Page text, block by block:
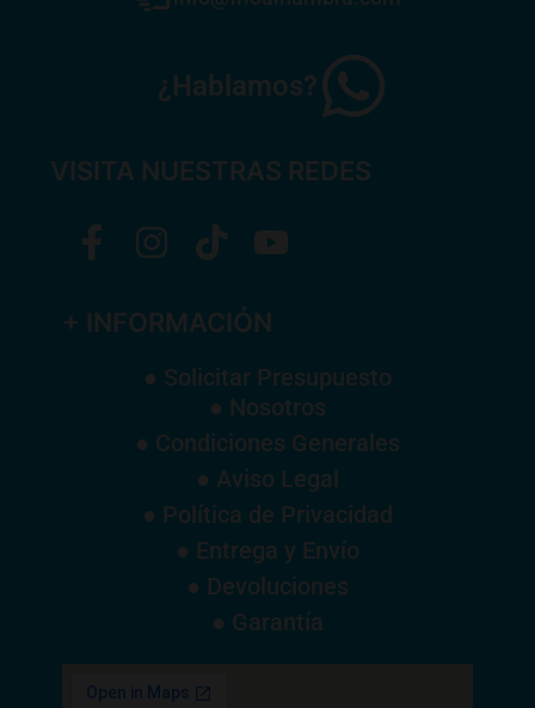
¿Hablamos?
VISITA NUESTRAS REDES
+ INFORMACIÓN
● Solicitar Presupuesto
● Nosotros
● Condiciones Generales
● Aviso Legal
● Política de Privacidad
● Entrega y Envío
● Devoluciones
● Garantía